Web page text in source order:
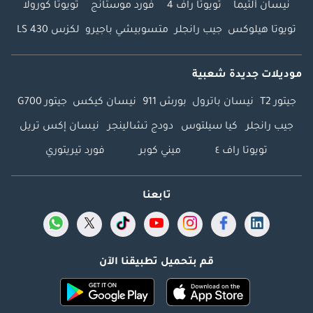
نيسان ألتيما تويوتا راف 4 فورد موستانج تويوتا كورولا
تويوتا هيلوكس جيب رانجلر متسوبيشي باجيرو لكزس LS 430
موديلات جديدة شعبية
جيتور T2 نيسان باترول بورش 911 نيسان كيكس جيتور G700
جيب رانجلر كيا سيلتوس دودج تشالينجر نيسان إكس تريل
تويوتا راف ٤ ميني كوبر فورد تيريتوري
تابعنا
قم بتحميل تطبيقنا الآن